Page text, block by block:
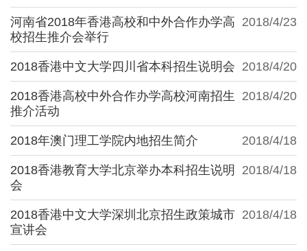
2018/4/23
河南省2018年香港高校和中外合作办学高
校招生推介会举行
2018/4/20
2018香港中文大学四川省本科招生说明会
2018/4/20
2018香港高校中外合作办学高校河南招生
推介活动
2018/4/18
2018年澳门理工学院内地招生简介
2018/4/18
2018香港教育大学北京举办本科招生说明
会
2018/4/18
2018香港中文大学深圳北京招生政策城市
宣讲会